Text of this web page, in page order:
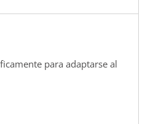
para adaptarse al